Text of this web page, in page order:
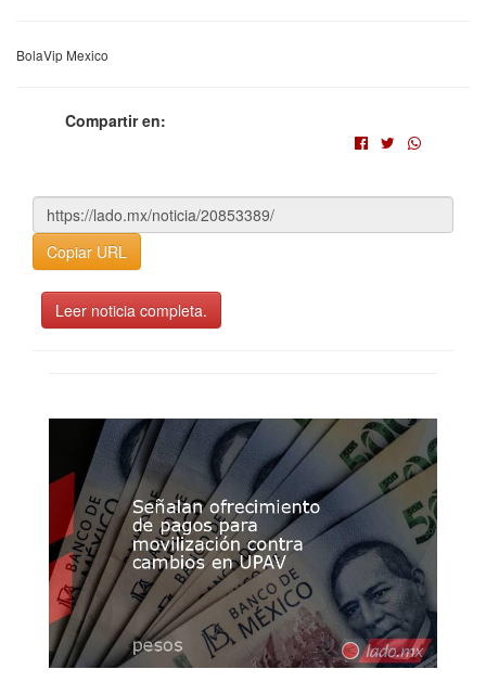
BolaVip Mexico
Compartir en:
Copiar URL
Leer noticia completa.